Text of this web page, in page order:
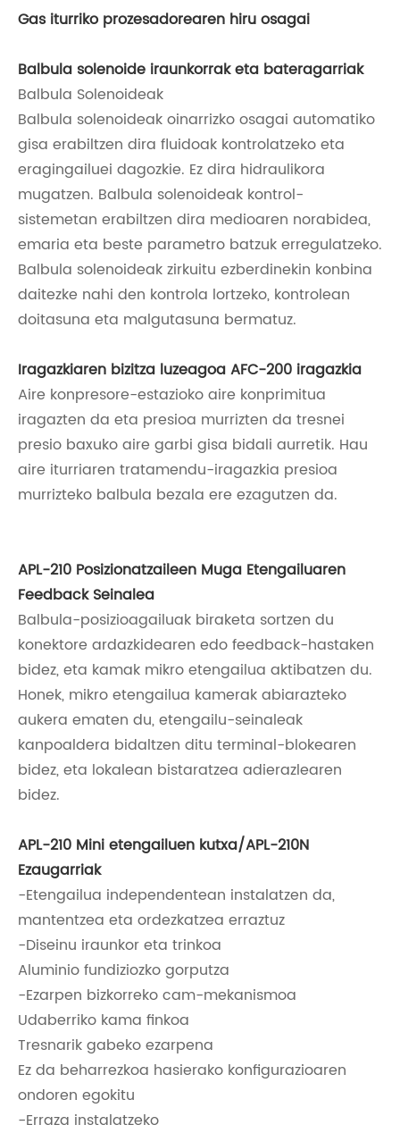
Gas iturriko prozesadorearen hiru osagai
Balbula solenoide iraunkorrak eta bateragarriak
Balbula Solenoideak
Balbula solenoideak oinarrizko osagai automatiko
gisa erabiltzen dira fluidoak kontrolatzeko eta
eragingailuei dagozkie. Ez dira hidraulikora
mugatzen. Balbula solenoideak kontrol-
sistemetan erabiltzen dira medioaren norabidea,
emaria eta beste parametro batzuk erregulatzeko.
Balbula solenoideak zirkuitu ezberdinekin konbina
daitezke nahi den kontrola lortzeko, kontrolean
doitasuna eta malgutasuna bermatuz.
Iragazkiaren bizitza luzeagoa AFC-200 iragazkia
Aire konpresore-estazioko aire konprimitua
iragazten da eta presioa murrizten da tresnei
presio baxuko aire garbi gisa bidali aurretik. Hau
aire iturriaren tratamendu-iragazkia presioa
murrizteko balbula bezala ere ezagutzen da.
APL-210 Posizionatzaileen Muga Etengailuaren
Feedback Seinalea
Balbula-posizioagailuak biraketa sortzen du
konektore ardazkidearen edo feedback-hastaken
bidez, eta kamak mikro etengailua aktibatzen du.
Honek, mikro etengailua kamerak abiarazteko
aukera ematen du, etengailu-seinaleak
kanpoaldera bidaltzen ditu terminal-blokearen
bidez, eta lokalean bistaratzea adierazlearen
bidez.
APL-210 Mini etengailuen kutxa/APL-210N
Ezaugarriak
-Etengailua independentean instalatzen da,
mantentzea eta ordezkatzea erraztuz
-Diseinu iraunkor eta trinkoa
Aluminio fundiziozko gorputza
-Ezarpen bizkorreko cam-mekanismoa
Udaberriko kama finkoa
Tresnarik gabeko ezarpena
Ez da beharrezkoa hasierako konfigurazioaren
ondoren egokitu
-Erraza instalatzeko